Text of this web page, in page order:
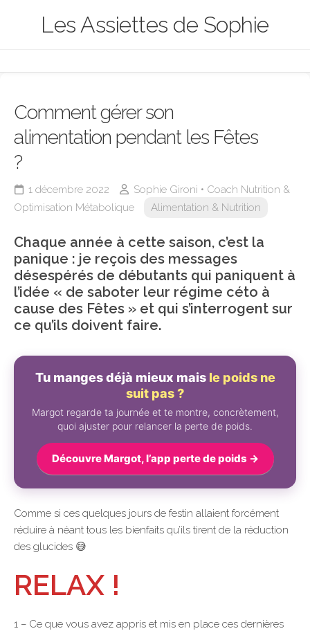
Les Assiettes de Sophie
Comment gérer son
alimentation pendant les Fêtes
?
1 décembre 2022
Sophie Gironi • Coach Nutrition &
Optimisation Métabolique
Alimentation & Nutrition
Chaque année à cette saison, c’est la
panique : je reçois des messages
désespérés de débutants qui paniquent à
l’idée « de saboter leur régime céto à
cause des Fêtes » et qui s’interrogent sur
ce qu’ils doivent faire.
Tu manges déjà mieux mais le poids ne
suit pas ?
Margot regarde ta journée et te montre, concrètement,
quoi ajuster pour relancer la perte de poids.
Découvre Margot, l’app perte de poids →
Comme si ces quelques jours de festin allaient forcément
réduire à néant tous les bienfaits qu’ils tirent de la réduction
des glucides 😅
RELAX !
1 – Ce que vous avez appris et mis en place ces dernières